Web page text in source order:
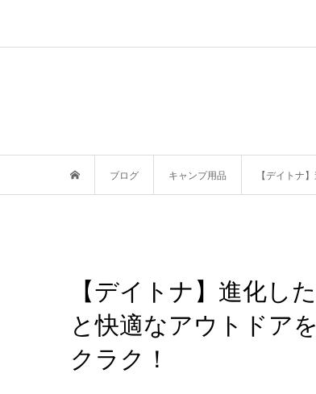
ブログ キャンプ用品 【デイトナ
【デイトナ】進化し
と快適なアウトドア
クラク！